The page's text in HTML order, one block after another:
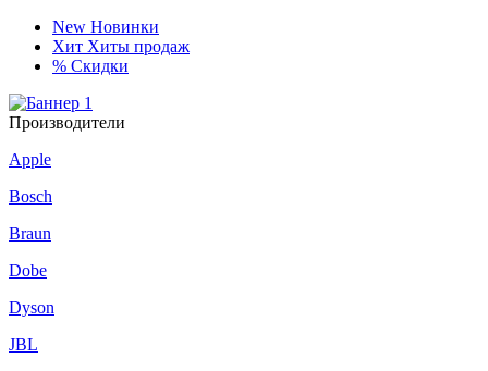
New Новинки
Хит Хиты продаж
% Скидки
Производители
Apple
Bosch
Braun
Dobe
Dyson
JBL